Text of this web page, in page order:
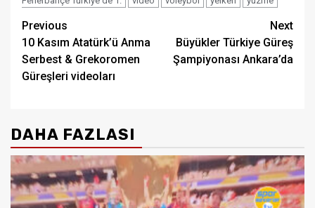
Post
navigation
Previous
10 Kasım Atatürk’ü Anma
Serbest & Grekoromen
Güreşleri videoları
Next
Büyükler Türkiye Güreş
Şampiyonası Ankara’da
DAHA FAZLASI